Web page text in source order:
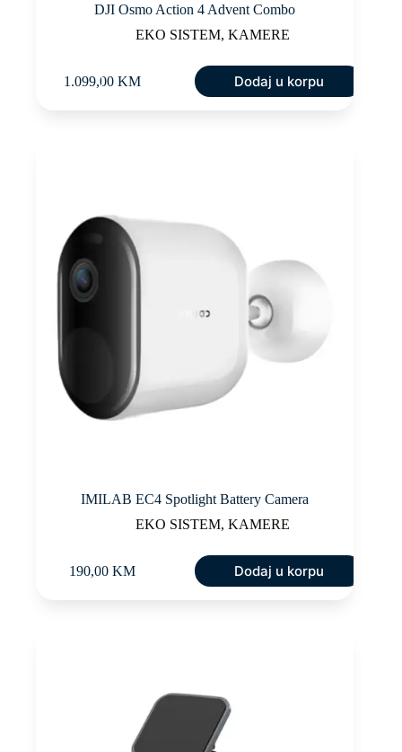
DJI Osmo Action 4 Advent Combo
EKO SISTEM,KAMERE
1.099,00 KM Dodaj u korpu
IMILAB EC4 Spotlight Battery Camera
EKO SISTEM,KAMERE
190,00 KM Dodaj u korpu